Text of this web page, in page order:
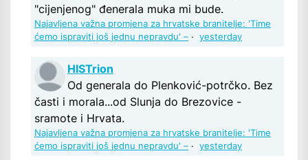
"cijenjenog" đenerala muka mi bude.
Najavljena važna promjena za hrvatske branitelje: 'Time
ćemo ispraviti još jednu nepravdu' – · yesterday
HISTrion
Od generala do Plenković-potrčko. Bez
časti i morala...od Slunja do Brezovice -
sramote i Hrvata.
Najavljena važna promjena za hrvatske branitelje: 'Time
ćemo ispraviti još jednu nepravdu' – · yesterday